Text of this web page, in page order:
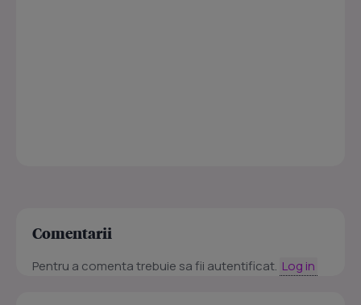
Comentarii
Pentru a comenta trebuie sa fii autentificat. Log in